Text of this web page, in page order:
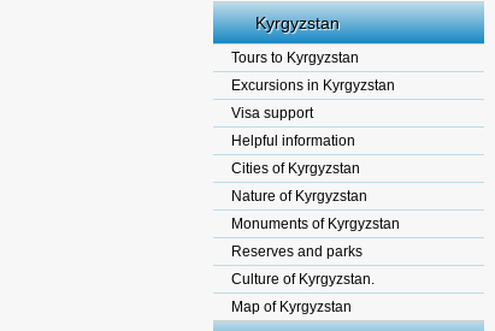
Kyrgyzstan
Tours to Kyrgyzstan
Excursions in Kyrgyzstan
Visa support
Helpful information
Cities of Kyrgyzstan
Nature of Kyrgyzstan
Monuments of Kyrgyzstan
Reserves and parks
Culture of Kyrgyzstan.
Map of Kyrgyzstan